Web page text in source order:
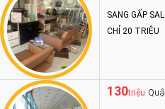
SANG GẤP
CHỈ 20 TRIỆU
130triệu